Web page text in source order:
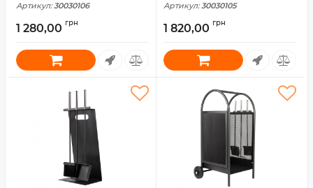
Артикул: 30030106
1 280,00 грн
Артикул: 30030105
1 820,00 грн